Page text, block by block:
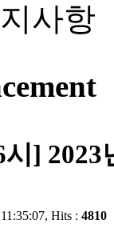
사항
시]
Hits : 4810